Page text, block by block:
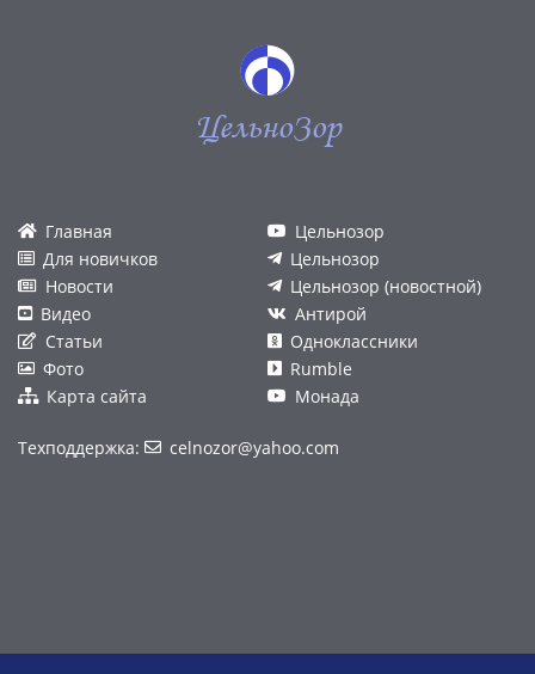
ЦельноЗор
Главная
Для новичков
Новости
Видео
Статьи
Фото
Карта сайта
Цельнозор
Цельнозор
Цельнозор (новостной)
Антирой
Одноклассники
Rumble
Монада
Техподдержка: celnozor@yahoo.com